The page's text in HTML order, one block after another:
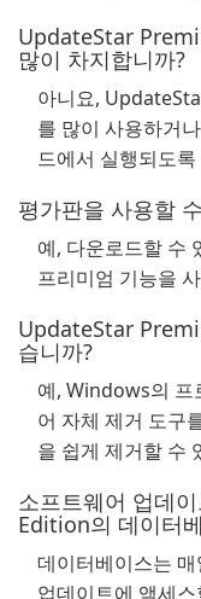
UpdateStar
많이 차지합니까?
아니요,
를 많이 사용하거
드에서 실행되도
평가판을 사용할
예, 다운로드할 수
프리미엄 기능을
UpdateStar
습니까?
예, Windows의 프
어 자체 제거 도
을 쉽게 제거할 수
소프트웨어 업데
Edition의 데이터
데이터베이스는
업데이트에 액세